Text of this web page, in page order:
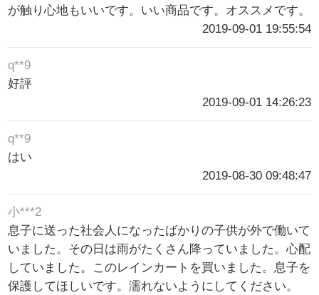
が触り心地もいいです。いい商品です。オススメです。
2019-09-01 19:55:54
q**9
好評
2019-09-01 14:26:23
q**9
はい
2019-08-30 09:48:47
小***2
息子に送った社会人になったばかりの子供が外で働いて
いました。その日は雨がたくさん降っていました。心配
していました。このレインカートを買いました。息子を
保護してほしいです。濡れないようにしてください。